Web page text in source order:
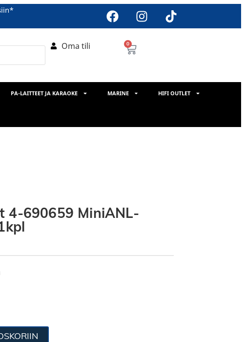
Oma tili 0
PA-LAITTEET JA KARAOKE MARINE HIFI OUTLET
4-690659 MiniANL-